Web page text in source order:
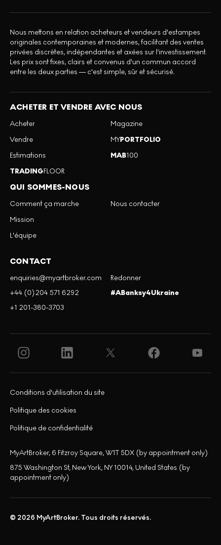
Nous mettons en relation acheteurs et vendeurs d'estampes
originales contemporaines et modernes, facilitant des ventes
privées discrètes, indépendantes et axées sur l'investissement.
Les prix sont fixes, clairs et convenus d'un commun accord
entre les deux parties — c'est simple, sûr et sécurisé.
ACHETER ET VENDRE AVEC NOUS
Acheter
Vendre
Estimations
TRADINGFLOOR
Magazine
MYPORTFOLIO
MAB100
QUI SOMMES-NOUS
Comment ça marche
Mission
L'équipe
Nous contacter
CONTACT
enquiries@myartbroker.com
+44 (0)204 571 6292
+1 201-380-3703
Redonner
#ABanksy4Ukraine
Politique de confidentialité
Politique des cookies
Conditions d'utilisation du site
MyArtBroker, 6 Fitzroy Square, W1T 5DX (by appointment only)
875 Washington St, New York, NY 10014, United States (by
appointment only)
© 2026 MyArtBroker. Tous droits réservés.